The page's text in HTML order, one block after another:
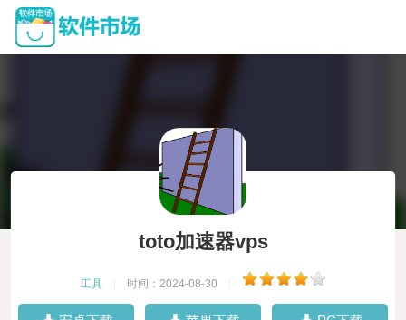
toto加速器vps
工具 时间：2024-08-30